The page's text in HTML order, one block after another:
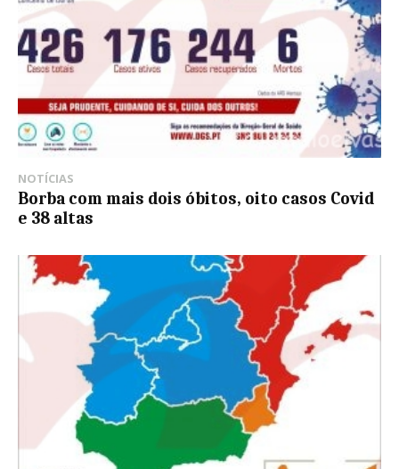
NOTÍCIAS
Borba com mais dois óbitos, oito casos Covid
e 38 altas